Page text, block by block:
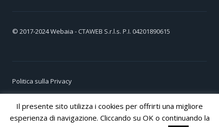
© 2017-2024Webaia - CTAWEB S.r.l.s. P.I. 04201890615
Politica sulla Privacy
Cookie Policy
Il presente sito utilizza i cookies per offrirti una migliore
esperienza di navigazione. Cliccando su OK o continuando la